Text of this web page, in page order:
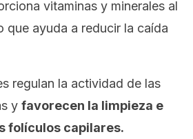
vitaminas y minerales al
que ayuda a reducir la caída
regulan la actividad de las
y favorecen la limpieza e
folículos capilares.